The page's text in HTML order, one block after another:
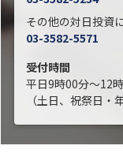
その他の対日投資
03-3582-5571
受付時間
平日9時00分～12
（土日、祝祭日・